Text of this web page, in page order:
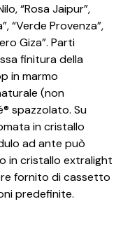
“Rosa Jaipur”,
“Verde Provenza”,
Giza”. Parti
finitura della
in marmo
(non
spazzolato. Su
in cristallo
ad ante può
in cristallo extralight
fornito di cassetto
predefinite.